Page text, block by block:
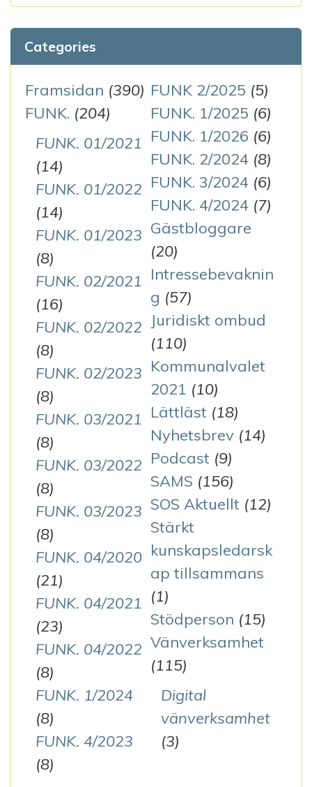
Categories
Framsidan (390) FUNK 2/2025 (5)
FUNK. (204)
FUNK. 01/2021
(14)
FUNK. 01/2022
(14)
FUNK. 01/2023
(8)
FUNK. 02/2021
(16)
FUNK. 02/2022
(8)
FUNK. 02/2023
(8)
FUNK. 03/2021
(8)
FUNK. 03/2022
(8)
FUNK. 03/2023
(8)
FUNK. 04/2020
(21)
FUNK. 04/2021
(23)
FUNK. 04/2022
(8)
FUNK. 1/2024
(8)
FUNK. 4/2023
(8)
FUNK. 1/2025 (6)
FUNK. 1/2026 (6)
FUNK. 2/2024 (8)
FUNK. 3/2024 (6)
FUNK. 4/2024 (7)
Gästbloggare
(20)
Intressebevaknin
g (57)
Juridiskt ombud
(110)
Kommunalvalet
2021 (10)
Lättläst (18)
Nyhetsbrev (14)
Podcast (9)
SAMS (156)
SOS Aktuellt (12)
Stärkt
kunskapsledarsk
ap tillsammans
(1)
Stödperson (15)
Vänverksamhet
(115)
Digital
vänverksamhet
(3)